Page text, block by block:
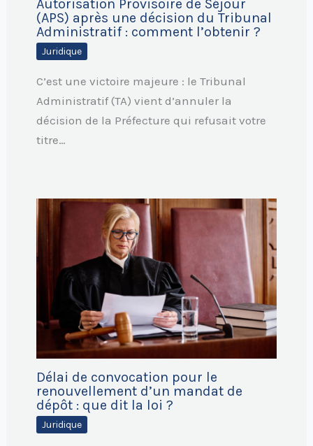
Autorisation Provisoire de Séjour
(APS) après une décision du Tribunal
Administratif : comment l’obtenir ?
Juridique
C’est une victoire majeure : le Tribunal
Administratif (TA) vient d’annuler la
décision de la Préfecture qui refusait votre
titre…
Délai de convocation pour le
renouvellement d’un mandat de
dépôt : que dit la loi ?
Juridique